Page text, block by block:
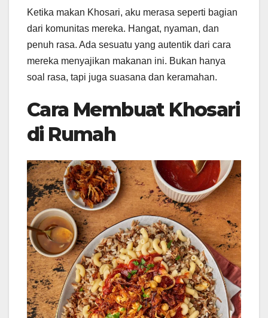
Ketika makan Khosari, aku merasa seperti bagian
dari komunitas mereka. Hangat, nyaman, dan
penuh rasa. Ada sesuatu yang autentik dari cara
mereka menyajikan makanan ini. Bukan hanya
soal rasa, tapi juga suasana dan keramahan.
Cara Membuat Khosari
di Rumah